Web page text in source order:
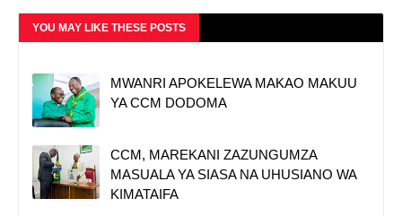
YOU MAY LIKE THESE POSTS
MWANRI APOKELEWA MAKAO MAKUU
YA CCM DODOMA
CCM, MAREKANI ZAZUNGUMZA
MASUALA YA SIASA NA UHUSIANO WA
KIMATAIFA